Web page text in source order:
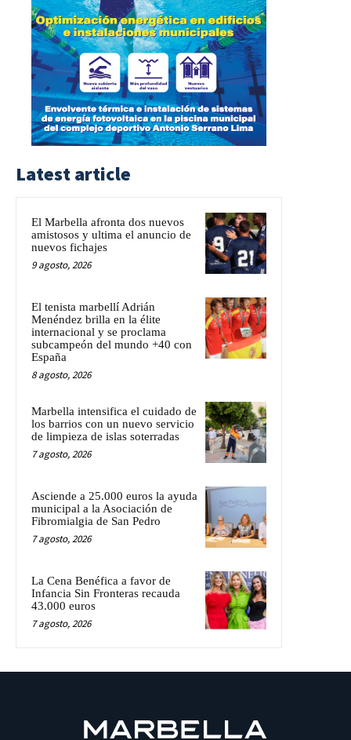
Latest article
El Marbella afronta dos nuevos
amistosos y ultima el anuncio de
nuevos fichajes
9 agosto, 2026
El tenista marbellí Adrián
Menéndez brilla en la élite
internacional y se proclama
subcampeón del mundo +40 con
España
8 agosto, 2026
Marbella intensifica el cuidado de
los barrios con un nuevo servicio
de limpieza de islas soterradas
7 agosto, 2026
Asciende a 25.000 euros la ayuda
municipal a la Asociación de
Fibromialgia de San Pedro
7 agosto, 2026
La Cena Benéfica a favor de
Infancia Sin Fronteras recauda
43.000 euros
7 agosto, 2026